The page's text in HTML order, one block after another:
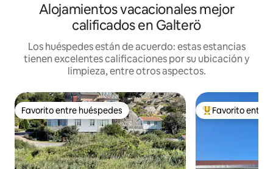
Alojamientos vacacionales mejor
calificados en Galterö
Los huéspedes están de acuerdo: estas estancias
tienen excelentes calificaciones por su ubicación y
limpieza, entre otros aspectos.
Favorito entre huéspedes
Favorito entre huéspedes De los mejores
Favorito entre